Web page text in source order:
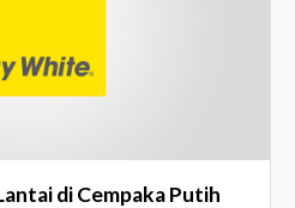
di Cempaka Putih